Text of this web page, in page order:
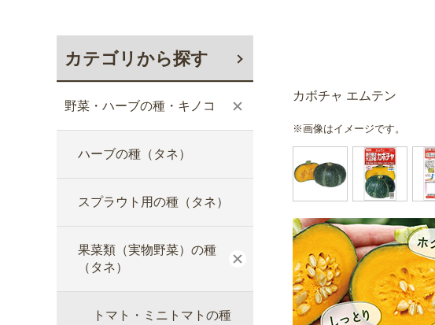
カテゴリから探す
野菜・ハーブの種・キノコ
ハーブの種（タネ）
スプラウト用の種（タネ）
果菜類（実物野菜）の種
（タネ）
トマト・ミニトマトの種
カボチャ エムテン
※画像はイメージです。